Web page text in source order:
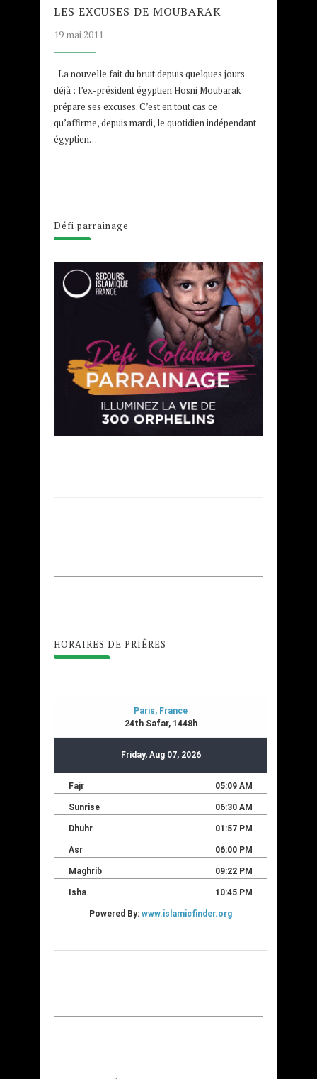
LES EXCUSES DE MOUBARAK
19 mai 2011
La nouvelle fait du bruit depuis quelques jours
déjà : l’ex-président égyptien Hosni Moubarak
prépare ses excuses. C’est en tout cas ce
qu’affirme, depuis mardi, le quotidien indépendant
égyptien…
Défi parrainage
HORAIRES DE PRIÊRES